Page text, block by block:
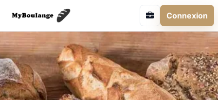
Connexion